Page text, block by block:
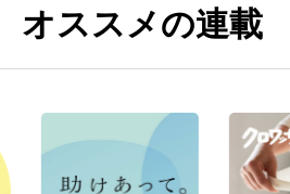
オススメの連載